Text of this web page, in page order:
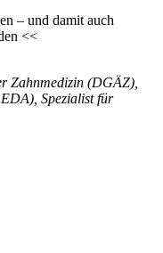
– und damit auch
<<
Zahnmedizin (DGÄZ),
Spezialist für